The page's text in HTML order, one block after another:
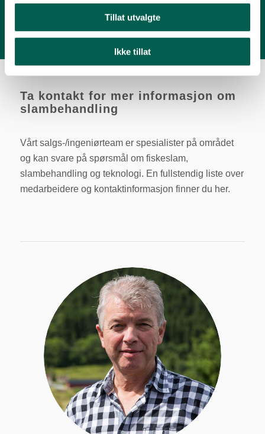
Tillat utvalgte
Ikke tillat
Ta kontakt for mer informasjon om
slambehandling
Vårt salgs-/ingeniørteam er spesialister på området
og kan svare på spørsmål om fiskeslam,
slambehandling og teknologi. En fullstendig liste over
medarbeidere og kontaktinformasjon finner du her.